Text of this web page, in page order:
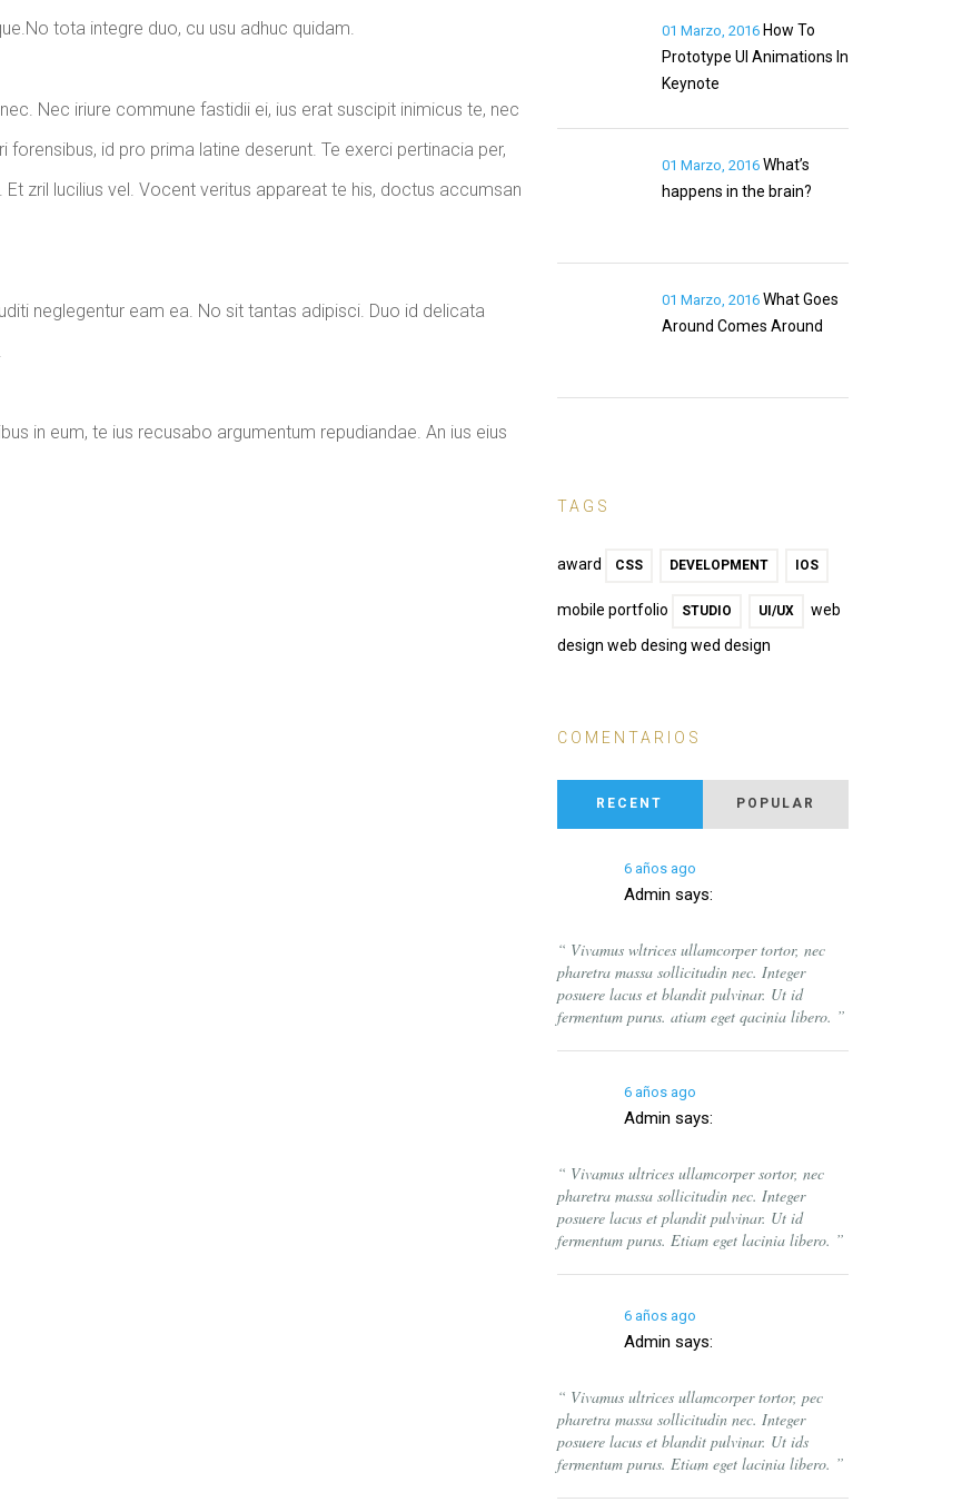
tota integre duo, cu usu adhuc quidam.
Nec iriure commune fastidii ei, ius erat suscipit inimicus te, nec
id pro prima latine deserunt. Te exerci pertinacia per,
zril lucilius vel. Vocent veritus appareat te his, doctus accumsan
neglegentur eam ea. No sit tantas adipisci. Duo id delicata
in eum, te ius recusabo argumentum repudiandae. An ius eius
01 Marzo, 2016How To
Prototype UI Animations In
Keynote
01 Marzo, 2016What’s
happens in the brain?
01 Marzo, 2016What Goes
Around Comes Around
TAGS
award CSS DEVELOPMENT IOS
mobile portfolio STUDIO UI/UX
web
design web desing wed design
COMENTARIOS
RECENT POPULAR
6 años ago
Admin says:
“ Vivamus wltrices ullamcorper tortor, nec
pharetra massa sollicitudin nec. Integer
posuere lacus et blandit pulvinar. Ut id
fermentum purus. atiam eget qacinia libero. ”
6 años ago
Admin says:
“ Vivamus ultrices ullamcorper sortor, nec
pharetra massa sollicitudin nec. Integer
posuere lacus et plandit pulvinar. Ut id
fermentum purus. Etiam eget lacinia libero. ”
6 años ago
Admin says:
“ Vivamus ultrices ullamcorper tortor, pec
pharetra massa sollicitudin nec. Integer
posuere lacus et blandit pulvinar. Ut ids
fermentum purus. Etiam eget lacinia libero. ”